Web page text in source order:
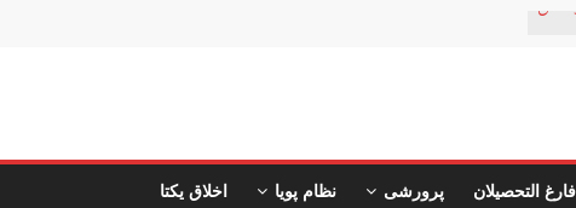
فارغ التحصیلان پرورشی نظام پویا اخلاق یکتا